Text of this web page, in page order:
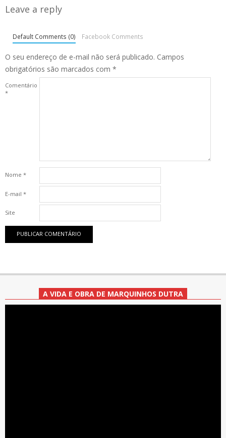
Leave a reply
Default Comments (0) Facebook Comments
O seu endereço de e-mail não será publicado. Campos
obrigatórios são marcados com *
Comentário
*
Nome *
E-mail *
Site
A VIDA E OBRA DE MARQUINHOS DUTRA